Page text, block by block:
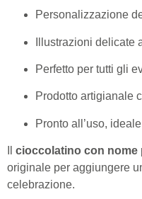
Personalizzazione
Illustrazioni delicate
Perfetto per tutti gli
Prodotto artigianale
Pronto all’uso,
cioccolatino con nome
originale per aggiungere
celebrazione.